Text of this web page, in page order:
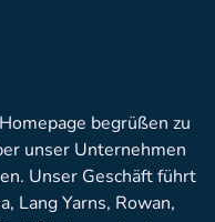
begrüßen zu
unser Unternehmen
Unser Geschäft führt
Lang Yarns, Rowan,